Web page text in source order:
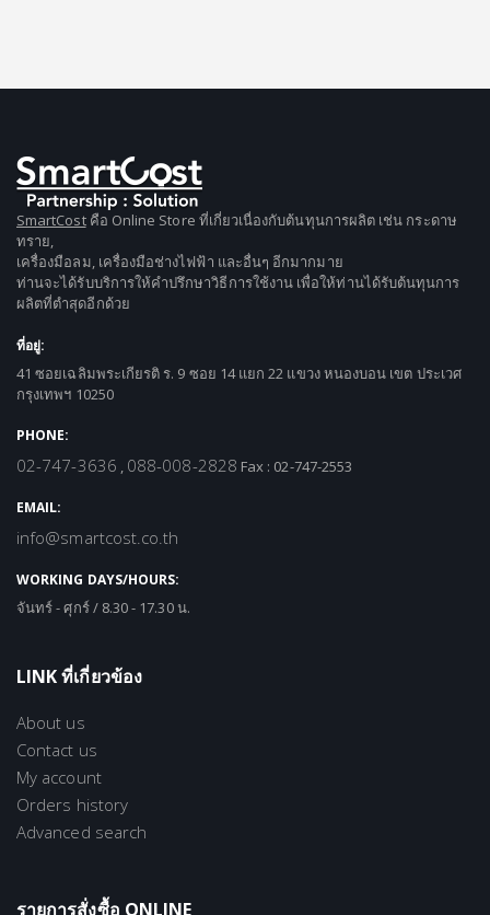
SmartCostคือ Online Store ที่เกี่ยวเนื่องกับต้นทุนการผลิต เช่น กระดาษ
ทราย,
เครื่องมือลม, เครื่องมือช่างไฟฟ้า และอื่นๆ อีกมากมาย
ท่านจะได้รับบริการให้คำปรึกษาวิธีการใช้งาน เพื่อให้ท่านได้รับต้นทุนการ
ผลิตที่ตำสุดอีกด้วย
ที่อยู่:
41 ซอยเฉลิมพระเกียรติ ร. 9 ซอย 14 แยก 22 แขวง หนองบอน เขต ประเวศ
กรุงเทพฯ 10250
PHONE:
02-747-3636 , 088-008-2828 Fax : 02-747-2553
EMAIL:
info@smartcost.co.th
WORKING DAYS/HOURS:
จันทร์ - ศุกร์ / 8.30 - 17.30 น.
LINK ที่เกี่ยวข้อง
About us
Contact us
My account
Orders history
Advanced search
รายการสั่งซื้อ ONLINE